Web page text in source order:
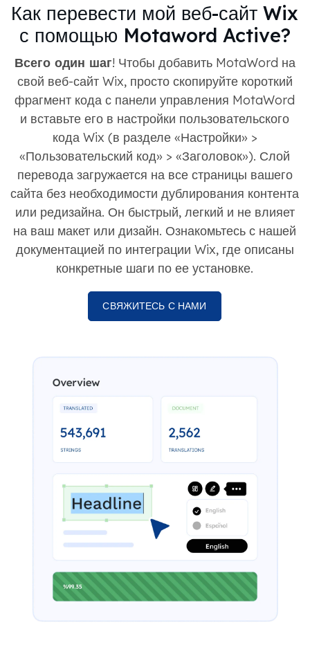
Как перевести мой веб-сайт Wix
с помощью Motaword Active?
Всего один шаг! Чтобы добавить MotaWord на
свой веб-сайт Wix, просто скопируйте короткий
фрагмент кода с панели управления MotaWord
и вставьте его в настройки пользовательского
кода Wix (в разделе «Настройки» >
«Пользовательский код» > «Заголовок»). Слой
перевода загружается на все страницы вашего
сайта без необходимости дублирования контента
или редизайна. Он быстрый, легкий и не влияет
на ваш макет или дизайн. Ознакомьтесь с нашей
документацией по интеграции Wix, где описаны
конкретные шаги по ее установке.
СВЯЖИТЕСЬ С НАМИ